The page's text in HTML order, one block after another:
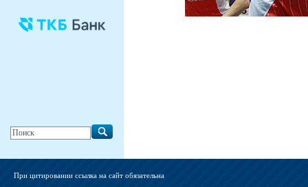
При цитировании ссылка на сайт обязательна